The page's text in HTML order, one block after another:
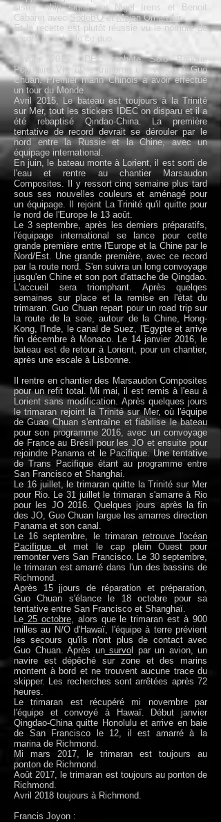
sister -ship signé par Nigel Irens et Benoit
Cabaret avec Sodeb'OetMajan Oman Air.
Et la recette est plutôt réussie vu le nombre de
record à l'actif de ce duo.
Février 2015, IDEC rachète Solo Banque
Populaire VII, et le trimaran est vendu à Guo
Chuan. Premier marin Chinois à avoir effectué
un tour du Monde.
Avril 2015, Le bateau est toujours à la Trinité
sur Mer, tout les stickers IDEC on disparu et il a
été rebaptisé Qindao-China. La première
tentative de record devrait se dérouler par le
nord entre la Russie et la Chine, avec un
équipage international.
En juin, le bateau monte à Lorient, il est sorti de
l'eau et rentre au chantier Marsaudon
Composites. Il y ressort cinq semaine plus tard
sous ses nouvelles couleurs et aménagé pour
un équipage. Il rejoint La Trinité qu'il quitte pour
le nord de l'Europe le 13 août.
Le 3 septembre, après les derniers préparatifs,
l'équipage international se lance pour cette
grande première entre l'Europe et la Chine par le
Nord/Est. Une grande première, avec ce record
par la route nord. S'en suivra un long convoyage
jusqu'en Chine et son port d'attache de Qingdao.
L'accueil sera triomphant. Après quelqes
semaines sur place et la remise en l'état du
trimaran. Guo Chuan repart pour un road trip sur
la route de la soie, autour de la Chine, Hong-
Kong, l'Inde, le canal de Suez, l'Egypte et arrive
fin décembre à Monaco. Le 14 janvier 2016, le
bateau est de retour à Lorient, pour un chantier,
après une escale à Lisbonne.
Il rentre en chantier des Marsaudon Composites
pour un refit total. Mi mai, il est remis à l'eau à
Lorient sans modification. Après quelques jours
le trimaran rejoint la Trinité sur Mer, où l'équipe
de Guao Chuan s'entraîne et fiabilise le bateau
pour son programme 2016, avec un convoyage
de France au Brésil pour les JO et ensuite pour
rejoindre Panama et le Pacifique. Une tentative
de Trans Pacifique étant au programme entre
San Francisco et Shanghai.
Le 16 juillet, le trimaran quitte la Trinité sur Mer
pour Rio. Le 31 juillet le trimaran s'amarre à Rio
pour les JO 2016. Quelques jours après la fin
des JO, Guo Chuan largue les amarres direction
Panama et son canal.
Le 16 septembre, le trimaran retrouve l'océan
Pacifique et met le cap plein Ouest pour
remonter vers San Francisco. Le 30 septembre,
le trimaran est amarré dans l'un des bassins de
Richmond.
Après 15 jjours de réparation et préparation,
Guo Chuan s'élance le 18 octobre pour sa
tentative entre San Francisco et Shanghaï.
Le 25 octobre, alors que le trimaran est à 900
milles au N/O d'Hawaï, l'équipe à terre prévient
les secours qu'ils n'ont plus de contact avec
Guo Chuan. Après unsurvo l par un avion, un
navire est dépêché sur zone et des marins
montent à bord et ne trouvent aucune trace du
skipper. Les recherches sont arrêtées après 72
heures.
Le trimaran est récupéré mi novembre par
l'équipe et convoyé à Hawaï. Début janvier
Qingdao-China quitte Honolulu et arrive en baie
de San Francisco le 12, il est amarré à la
marina de Richmond.
Mi mars 2017, le trimaran est toujours au
ponton de Richmond.
Août 2017, le trimaran est toujours au ponton de
Richmond.
Avril 2018 toujours à Richmond.
Francis Joyon :